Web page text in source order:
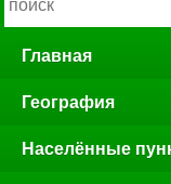
Главная
География
Населённые